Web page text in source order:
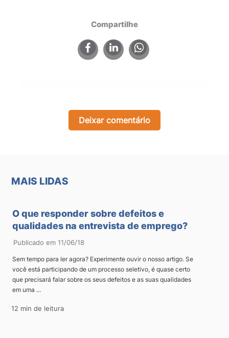
Compartilhe
Deixar comentário
MAIS LIDAS
O que responder sobre defeitos e
qualidades na entrevista de emprego?
Publicado em 11/06/18
Sem tempo para ler agora? Experimente ouvir o nosso artigo. Se
você está participando de um processo seletivo, é quase certo
que precisará falar sobre os seus defeitos e as suas qualidades
em uma ...
12 min de leitura